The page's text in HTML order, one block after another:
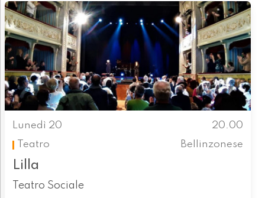
Lunedì 20
20.00
Teatro
Bellinzonese
Lilla
Teatro Sociale